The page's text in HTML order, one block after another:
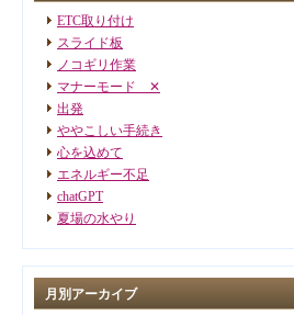
ETC取り付け
スライド板
ノコギリ作業
マナーモード ✕
出発
ややこしい手続き
心を込めて
エネルギー不足
chatGPT
夏場の水やり
月別アーカイブ